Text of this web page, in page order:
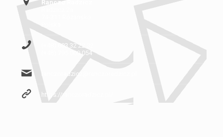
Ranczo Radzicz
(+48) 603 32 22 32
(+48) 795 000 054
ranczoradzicz@ranczoradzicz.pl
https://ranczoradzicz.pl/